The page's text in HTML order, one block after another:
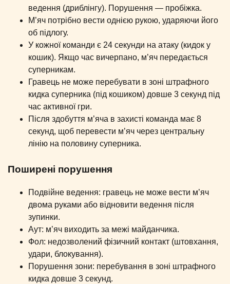
ведення (дриблінгу). Порушення — пробіжка.
М’яч потрібно вести однією рукою, ударяючи його
об підлогу.
У кожної команди є 24 секунди на атаку (кидок у
кошик). Якщо час вичерпано, м’яч передається
суперникам.
Гравець не може перебувати в зоні штрафного
кидка суперника (під кошиком) довше 3 секунд під
час активної гри.
Після здобуття м’яча в захисті команда має 8
секунд, щоб перевести м’яч через центральну
лінію на половину суперника.
Поширені порушення
Подвійне ведення: гравець не може вести м’яч
двома руками або відновити ведення після
зупинки.
Аут: м’яч виходить за межі майданчика.
Фол: недозволений фізичний контакт (штовхання,
удари, блокування).
Порушення зони: перебування в зоні штрафного
кидка довше 3 секунд.